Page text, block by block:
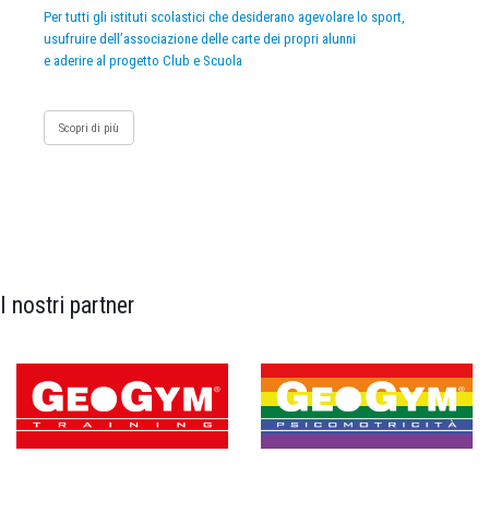
Per tutti gli istituti scolastici che desiderano agevolare lo sport,
usufruire dell’associazione delle carte dei propri alunni
e aderire al progetto Club e Scuola
Scopri di più
I nostri partner